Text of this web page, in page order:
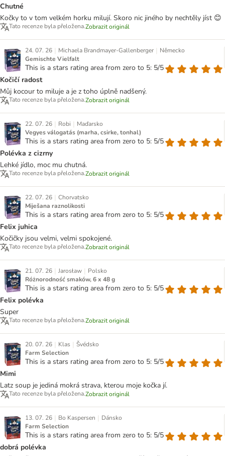
Chutné
Kočky to v tom velkém horku milují. Skoro nic jiného by nechtěly jíst 😊
Tato recenze byla přeložena.Zobrazit originál
24. 07. 26 | Michaela Brandmayer-Gallenberger | Německo
Gemischte Vielfalt
This is a stars rating area from zero to 5: 5/5
Kočičí radost
Můj kocour to miluje a je z toho úplně nadšený.
Tato recenze byla přeložena.Zobrazit originál
22. 07. 26 | Robi | Maďarsko
Vegyes válogatás (marha, csirke, tonhal)
This is a stars rating area from zero to 5: 5/5
Polévka z cizrny
Lehké jídlo, moc mu chutná.
Tato recenze byla přeložena.Zobrazit originál
22. 07. 26 | Chorvatsko
Miješana raznolikosti
This is a stars rating area from zero to 5: 5/5
Felix juhica
Kočičky jsou velmi, velmi spokojené.
Tato recenze byla přeložena.Zobrazit originál
21. 07. 26 | Jarosław | Polsko
Różnorodność smaków, 6 x 48 g
This is a stars rating area from zero to 5: 5/5
Felix polévka
Super
Tato recenze byla přeložena.Zobrazit originál
20. 07. 26 | Klas | Švédsko
Farm Selection
This is a stars rating area from zero to 5: 5/5
Mimi
Latz soup je jediná mokrá strava, kterou moje kočka jí.
Tato recenze byla přeložena.Zobrazit originál
13. 07. 26 | Bo Kaspersen | Dánsko
Farm Selection
This is a stars rating area from zero to 5: 5/5
dobrá polévka